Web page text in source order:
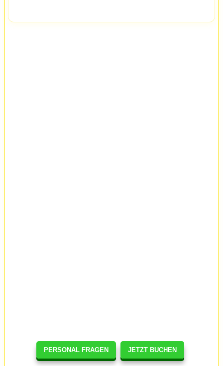
PERSONAL FRAGEN JETZT BUCHEN